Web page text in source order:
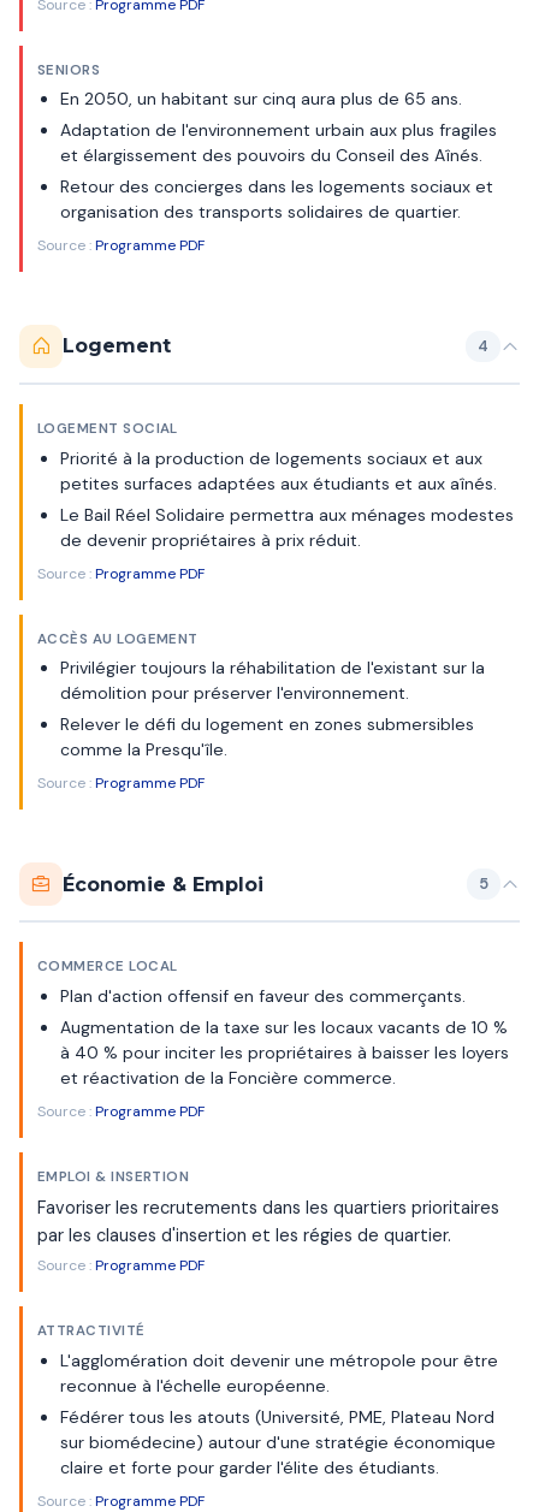
Source : Programme PDF
SENIORS
En 2050, un habitant sur cinq aura plus de 65 ans.
Adaptation de l'environnement urbain aux plus fragiles
et élargissement des pouvoirs du Conseil des Aînés.
Retour des concierges dans les logements sociaux et
organisation des transports solidaires de quartier.
Source :Programme PDF
Logement 4
LOGEMENT SOCIAL
Priorité à la production de logements sociaux et aux
petites surfaces adaptées aux étudiants et aux aînés.
Le Bail Réel Solidaire permettra aux ménages modestes
de devenir propriétaires à prix réduit.
Source :Programme PDF
ACCÈS AU LOGEMENT
Privilégier toujours la réhabilitation de l'existant sur la
démolition pour préserver l'environnement.
Relever le défi du logement en zones submersibles
comme la Presqu'île.
Source :Programme PDF
Économie & Emploi 5
COMMERCE LOCAL
Plan d'action offensif en faveur des commerçants.
Augmentation de la taxe sur les locaux vacants de 10 %
à 40 % pour inciter les propriétaires à baisser les loyers
et réactivation de la Foncière commerce.
Source :Programme PDF
EMPLOI & INSERTION
Favoriser les recrutements dans les quartiers prioritaires
par les clauses d'insertion et les régies de quartier.
Source :Programme PDF
ATTRACTIVITÉ
L'agglomération doit devenir une métropole pour être
reconnue à l'échelle européenne.
Fédérer tous les atouts (Université, PME, Plateau Nord
sur biomédecine) autour d'une stratégie économique
claire et forte pour garder l'élite des étudiants.
Source :Programme PDF